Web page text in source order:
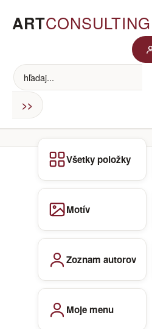
ARTCONSULTING
Všetky položky
Motív
Zoznam autorov
Moje menu